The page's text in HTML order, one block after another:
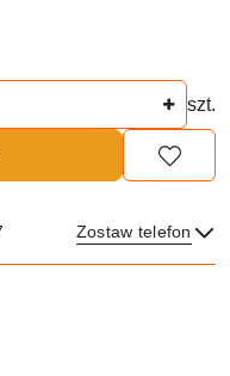
szt.
Zostaw telefon